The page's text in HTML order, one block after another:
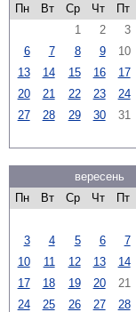
Пн
Вт Ср Чт Пт
1
2 3
6
7 8 9 10
13
14 15 16 17
20
21 22 23 24
27
28 29 30 31
вересень
Пн
Вт Ср Чт Пт
3
4 5 6 7
10
11 12 13 14
17
18 19 20 21
24
25 26 27 28